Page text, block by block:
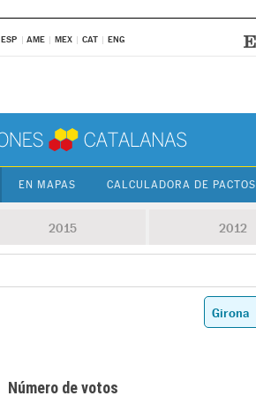
ESP AME MEX CAT ENG
EN MAPAS CALCULADORA DE PACTOS
2015 2012
Número de votos